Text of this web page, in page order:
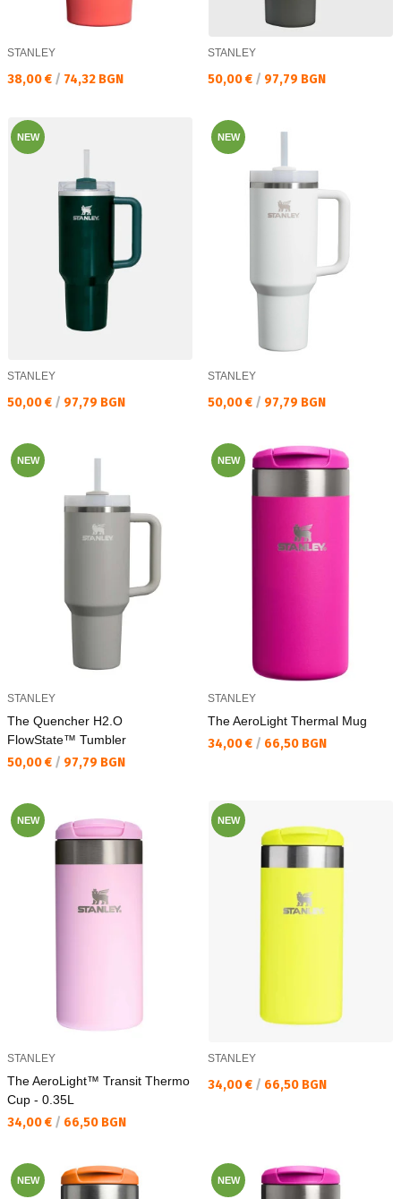
STANLEY
Текуща цена:
38,00 € / 74,32 BGN
STANLEY
Текуща цена:
50,00 € / 97,79 BGN
NEW
STANLEY
Текуща цена:
50,00 € / 97,79 BGN
NEW
STANLEY
Текуща цена:
50,00 € / 97,79 BGN
NEW
STANLEY
The Quencher H2.O
FlowState™ Tumbler
Текуща цена:
50,00 € / 97,79 BGN
NEW
STANLEY
The AeroLight Thermal Mug
Текуща цена:
34,00 € / 66,50 BGN
NEW
STANLEY
The AeroLight™ Transit Thermo
Cup - 0.35L
Текуща цена:
34,00 € / 66,50 BGN
NEW
STANLEY
Текуща цена:
34,00 € / 66,50 BGN
NEW NEW